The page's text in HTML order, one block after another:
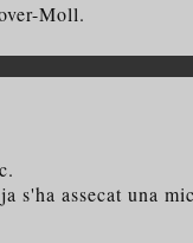
Moll.
s'ha assecat una